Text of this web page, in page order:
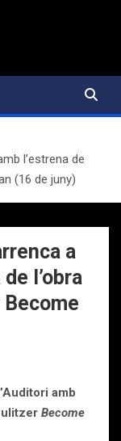
l’estrena de
(16 de juny)
a
l’obra
amb
Become